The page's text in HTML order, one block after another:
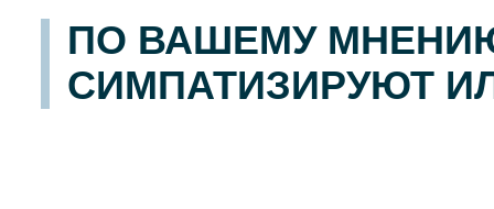
ПО ВАШЕМУ
СИМПАТИЗИРУЮТ